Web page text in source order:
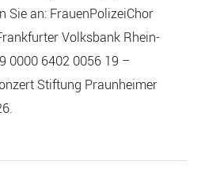
Sie an: FrauenPolizeiChor
Volksbank Rhein-
0000 6402 0056 19 –
Stiftung Praunheimer